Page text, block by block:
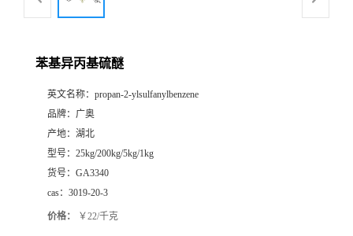
苯基异丙基硫醚
英文名称： propan-2-ylsulfanylbenzene
品牌： 广奥
产地： 湖北
型号： 25kg/200kg/5kg/1kg
货号： GA3340
cas： 3019-20-3
价格： ￥22/千克